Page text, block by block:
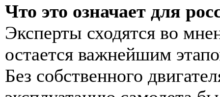
Что это означает для
Эксперты сходятся во
остается важнейшим
Без собственного